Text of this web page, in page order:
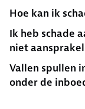
Hoe kan ik
Ik heb schade
niet
Vallen spullen
onder de